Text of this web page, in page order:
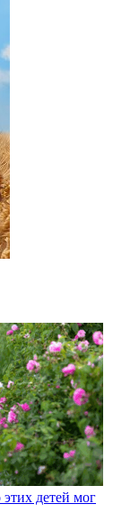
детей мог